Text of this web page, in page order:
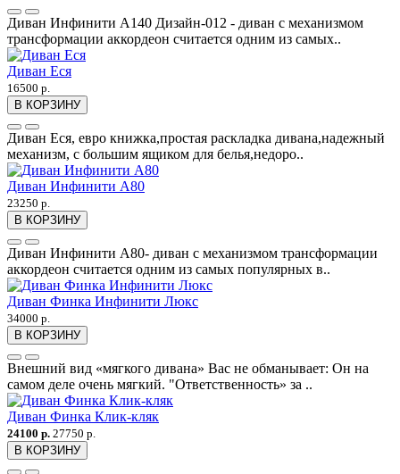
Диван Инфинити А140 Дизайн-012 - диван с механизмом
трансформации аккордеон считается одним из самых..
Диван Еся
16500 р.
В КОРЗИНУ
Диван Еся, евро книжка,простая раскладка дивана,надежный
механизм, с большим ящиком для белья,недоро..
Диван Инфинити А80
23250 р.
В КОРЗИНУ
Диван Инфинити А80- диван с механизмом трансформации
аккордеон считается одним из самых популярных в..
Диван Финка Инфинити Люкс
34000 р.
В КОРЗИНУ
Внешний вид «мягкого дивана» Вас не обманывает: Он на
самом деле очень мягкий. "Ответственность» за ..
Диван Финка Клик-кляк
24100 р. 27750 р.
В КОРЗИНУ